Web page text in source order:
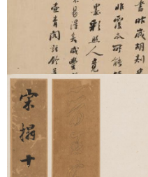
七：宋刻东晋王羲之十七帖（
《十七帖》收入王羲之书帖
最能代表王羲之草书面目的刻